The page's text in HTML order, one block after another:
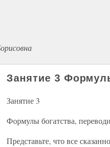
Занятие 3
Занятие 3
Формулы богатства,
Представьте, что все